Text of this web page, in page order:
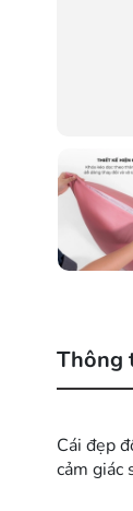
Thông
Cái đẹp
cảm giác